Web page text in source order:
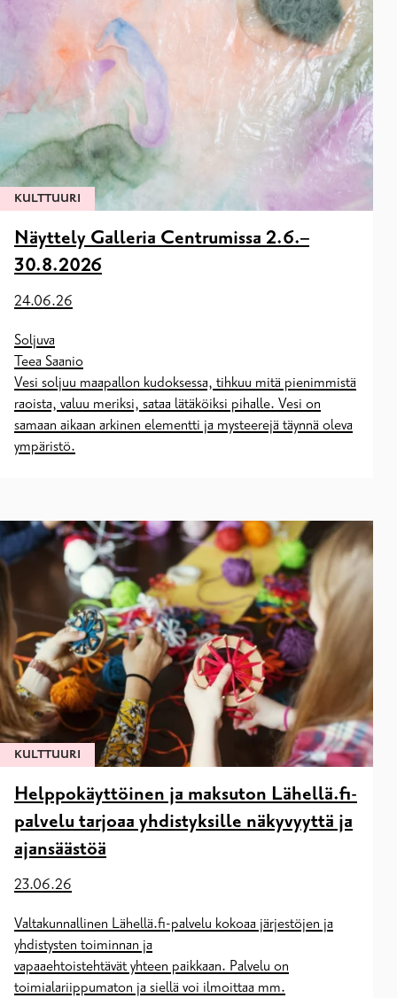
KULTTUURI
Näyttely Galleria Centrumissa 2.6.–
30.8.2026
24.06.26
Soljuva
Teea Saanio
Vesi soljuu maapallon kudoksessa, tihkuu mitä pienimmistä
raoista, valuu meriksi, sataa lätäköiksi pihalle. Vesi on
samaan aikaan arkinen elementti ja mysteerejä täynnä oleva
ympäristö.
KULTTUURI
Helppokäyttöinen ja maksuton Lähellä.fi-
palvelu tarjoaa yhdistyksille näkyvyyttä ja
ajansäästöä
23.06.26
Valtakunnallinen Lähellä.fi-palvelu kokoaa järjestöjen ja
yhdistysten toiminnan ja
vapaaehtoistehtävät yhteen paikkaan. Palvelu on
toimialariippumaton ja siellä voi ilmoittaa mm.